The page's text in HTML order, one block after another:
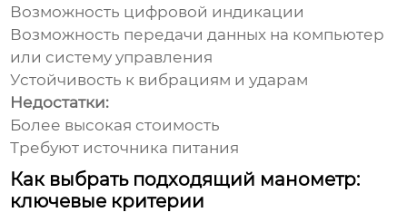
Возможность цифровой индикации
Возможность передачи данных на компьютер
или систему управления
Устойчивость к вибрациям и ударам
Недостатки:
Более высокая стоимость
Требуют источника питания
Как выбрать подходящий манометр:
ключевые критерии